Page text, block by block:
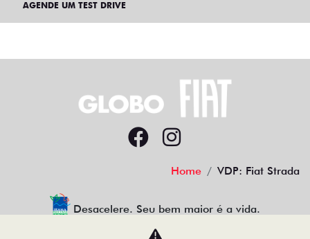
AGENDE UM TEST DRIVE
Home VDP: Fiat Strada
Desacelere. Seu bem maior é a vida.